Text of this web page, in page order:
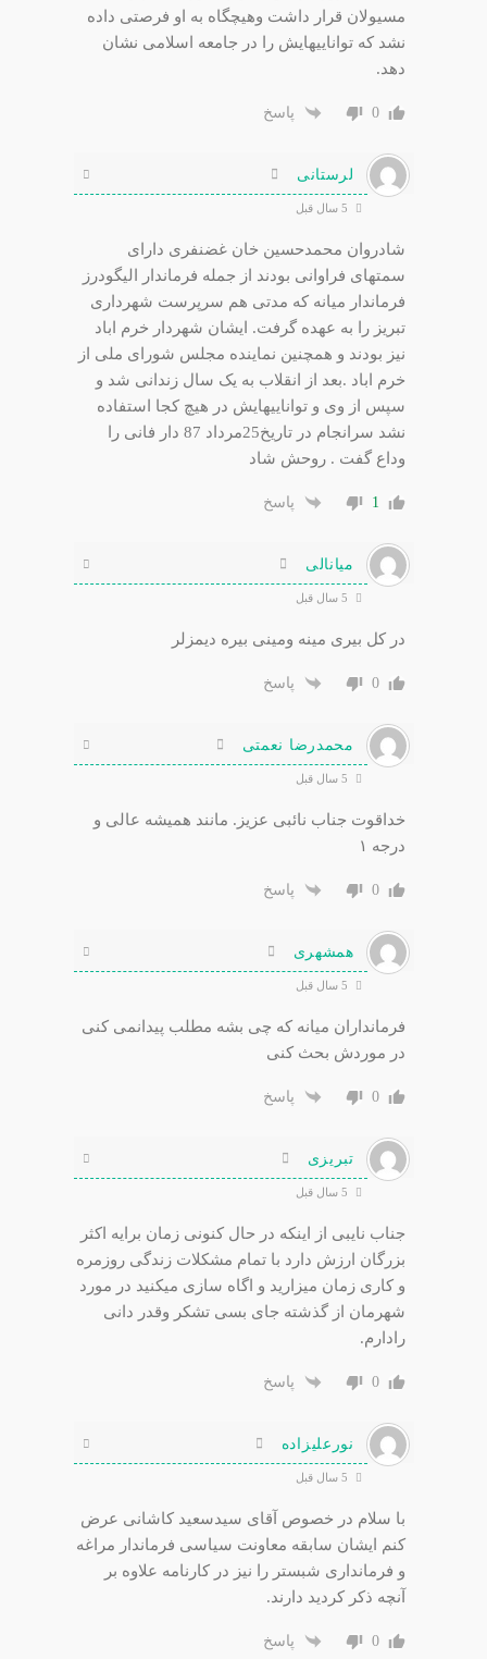
مسیولان قرار داشت وهیچگاه به او فرصتی داده
نشد که تواناییهایش را در جامعه اسلامی نشان
دهد.
0 پاسخ
لرستانی
شادروان محمدحسین خان غضنفری دارای
سمتهای فراوانی بودند از جمله فرماندار الیگودرز
فرماندار میانه که مدتی هم سرپرست شهرداری
تبریز را به عهده گرفت. ایشان شهردار خرم اباد
نیز بودند و همچنین نماینده مجلس شورای ملی از
خرم اباد .بعد از انقلاب به یک سال زندانی شد و
سپس از وی و تواناییهایش در هیچ کجا استفاده
نشد سرانجام در تاریخ25مرداد 87 دار فانی را
وداع گفت . روحش شاد
1 پاسخ
میانالی
در کل بیری مینه ومینی بیره دیمزلر
0 پاسخ
محمدرضا نعمتی
خداقوت جناب نائبی عزیز. مانند همیشه عالی و
درجه ۱
0 پاسخ
همشهری
فرمانداران میانه که چی بشه مطلب پیدانمی کنی
در موردش بحث کنی
0 پاسخ
تبریزی
جناب نایبی از اینکه در حال کنونی زمان برایه اکثر
بزرگان ارزش دارد با تمام مشکلات زندگی روزمره
و کاری زمان میزارید و اگاه سازی میکنید در مورد
شهرمان از گذشته جای بسی تشکر وقدر دانی
رادارم.
0 پاسخ
نورعلیزاده
با سلام در خصوص آقای سیدسعید کاشانی عرض
کنم ایشان سابقه معاونت سیاسی فرماندار مراغه
و فرمانداری شبستر را نیز در کارنامه علاوه بر
آنچه ذکر کردید دارند.
0 پاسخ